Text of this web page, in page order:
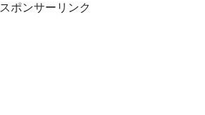
スポンサーリンク